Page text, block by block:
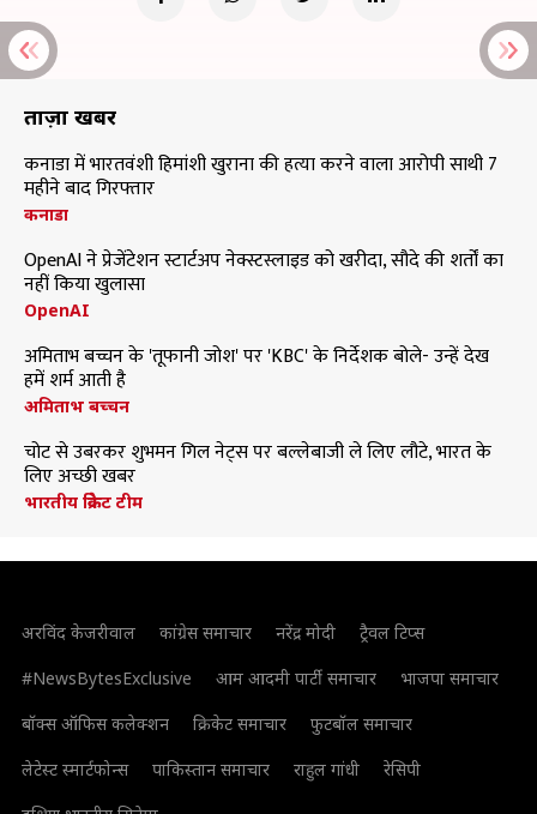
ताज़ा खबरें
कनाडा में भारतवंशी हिमांशी खुराना की हत्या करने वाला आरोपी साथी 7
महीने बाद गिरफ्तार
कनाडा
OpenAI ने प्रेजेंटेशन स्टार्टअप नेक्स्टस्लाइड को खरीदा, सौदे की शर्तों का
नहीं किया खुलासा
OpenAI
अमिताभ बच्चन के 'तूफानी जोश' पर 'KBC' के निर्देशक बोले- उन्हें देख
हमें शर्म आती है
अमिताभ बच्चन
चोट से उबरकर शुभमन गिल नेट्स पर बल्लेबाजी ले लिए लौटे, भारत के
लिए अच्छी खबर
भारतीय क्रिकेट टीम
अरविंद केजरीवाल कांग्रेस समाचार नरेंद्र मोदी
ट्रैवल टिप्स
#NewsBytesExclusive
आम आदमी पार्टी समाचार
भाजपा समाचार
बॉक्स ऑफिस कलेक्शन
क्रिकेट समाचार
फुटबॉल समाचार
लेटेस्ट स्मार्टफोन्स
पाकिस्तान समाचार राहुल गांधी
रेसिपी